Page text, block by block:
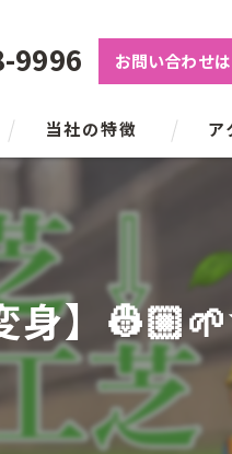
9996 お問い合わせ
当社の特徴
日高市の人工芝
入間市の人工芝
狭山市の人工芝
所沢市の人工芝
瑞穂町の人工芝
ア
身】